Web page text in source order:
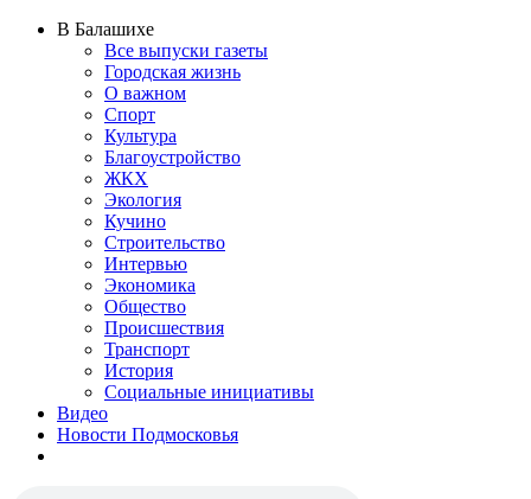
В Балашихе
Все выпуски газеты
Городская жизнь
О важном
Спорт
Культура
Благоустройство
ЖКХ
Экология
Кучино
Строительство
Интервью
Экономика
Общество
Происшествия
Транспорт
История
Социальные инициативы
Видео
Новости Подмосковья